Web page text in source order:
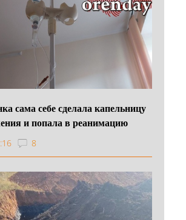
сама себе сделала капельницу
и попала в реанимацию
8